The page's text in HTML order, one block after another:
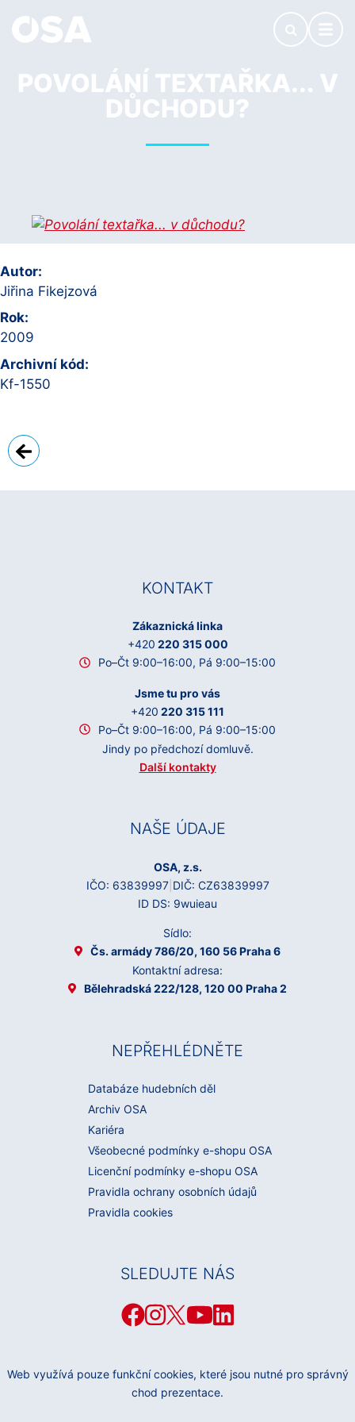
POVOLÁNÍ TEXTAŘKA... V
DŮCHODU?
Autor:
Jiřina Fikejzová
Rok:
2009
Archivní kód:
Kf-1550
Zpět
KONTAKT
Zákaznická linka
+420 220 315 000
Po–Čt 9:00–16:00, Pá 9:00–15:00
Jsme tu pro vás
+420 220 315 111
Po–Čt 9:00–16:00, Pá 9:00–15:00
Jindy po předchozí domluvě.
Další kontakty
NAŠE ÚDAJE
OSA, z.s.
IČO: 63839997| DIČ: CZ63839997
ID DS: 9wuieau
Sídlo:
Čs. armády 786/20, 160 56 Praha 6
Kontaktní adresa:
Bělehradská 222/128, 120 00 Praha 2
NEPŘEHLÉDNĚTE
Databáze hudebních děl
Archiv OSA
Kariéra
Všeobecné podmínky e-shopu OSA
Licenční podmínky e-shopu OSA
Pravidla ochrany osobních údajů
Pravidla cookies
SLEDUJTE NÁS
Web využívá pouze funkční cookies, které jsou nutné pro správný
chod prezentace.